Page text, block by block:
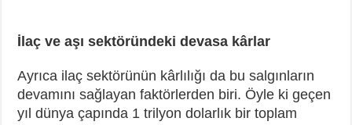
İlaç ve aşı sektöründeki devasa kârlar
Ayrıca ilaç sektörünün kârlılığı da bu salgınların
devamını sağlayan faktörlerden biri. Öyle ki geçen
yıl dünya çapında 1 trilyon dolarlık bir toplam